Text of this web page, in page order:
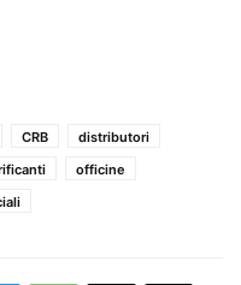
CRB
distributori
officine